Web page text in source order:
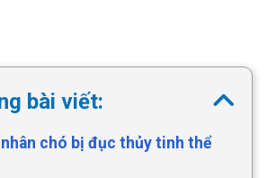
bài viết:
nhân chó bị đục thủy tinh thể